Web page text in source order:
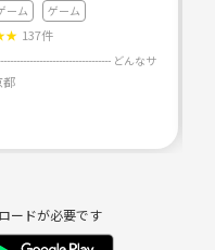
ーム ゲーム
★ 137件
都
ードが必要です